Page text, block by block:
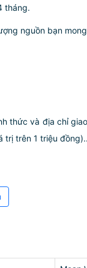
tháng.
nguồn bạn
thức và địa chỉ
trị trên 1 triệu